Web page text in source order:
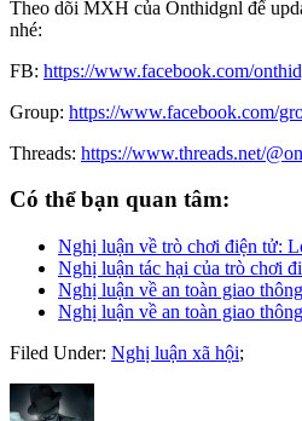
Theo dõi MXH của Onthidgnl để
nhé:
FB: https://www.facebook.com/
Group: https://www.facebook.com/
Threads: https://www.threads.net/
Có thể bạn quan tâm:
Nghị luận về trò chơi điện tử:
Nghị luận tác hại của trò chơi
Nghị luận về an toàn giao
Nghị luận về an toàn giao
Filed Under: Nghị luận xã hội;